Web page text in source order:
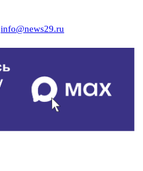
info@news29.ru